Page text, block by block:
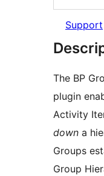
Support
The BP
plugin
Activity
down a
Groups
Group